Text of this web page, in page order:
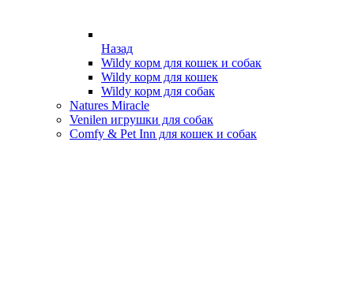
Назад
Wildy корм для кошек и собак
Wildy корм для кошек
Wildy корм для собак
Natures Miracle
Venilen игрушки для собак
Comfy & Pet Inn для кошек и собак